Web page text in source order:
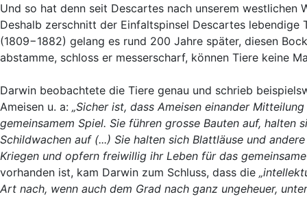
Und so hat denn seit Descartes nach unserem westlichen
Deshalb zerschnitt der Einfaltspinsel Descartes
(1809−1882) gelang es rund 200 Jahre später, diesen
abstamme, schloss er messerscharf, können Tiere keine
Darwin beobachtete die Tiere genau und schrieb
Ameisen u. a: „Sicher ist, dass Ameisen einander
gemeinsamem Spiel. Sie führen grosse Bauten auf, halten
Schildwachen auf (...) Sie halten sich Blattläuse und
Kriegen und opfern freiwillig ihr Leben für das
vorhanden ist, kam Darwin zum Schluss, dass die
Art nach, wenn auch dem Grad nach ganz ungeheuer,